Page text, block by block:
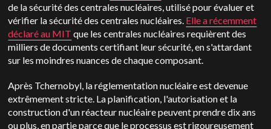
de la sécurité des centrales nucléaires, utilisé pour évaluer et
vérifier la sécurité des centrales nucléaires. Elle a récemment
déclaré au MIT que les centrales nucléaires requièrent des
milliers de documents certifiant leur sécurité, en s'attardant
sur les moindres nuances de chaque composant.
Après Tchernobyl, la réglementation nucléaire est devenue
extrêmement stricte. La planification, l'autorisation et la
construction d'un réacteur nucléaire peuvent prendre dix ans
ou plus, en partie parce que le processus est rigoureusement